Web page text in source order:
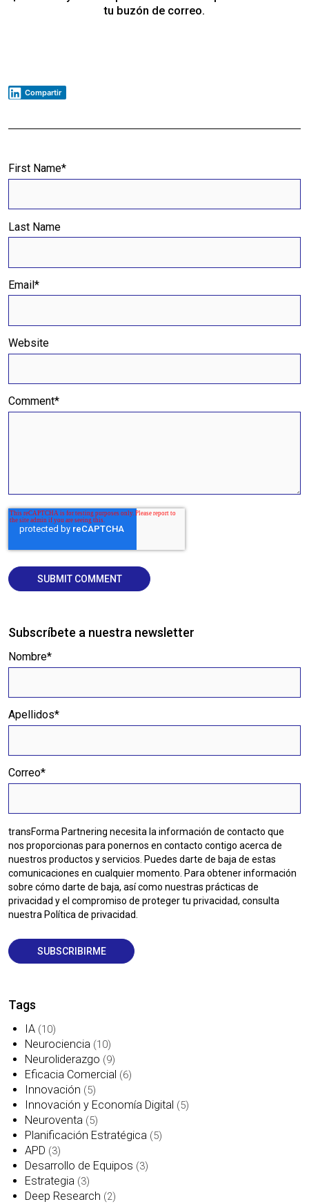
tu buzón de correo.
Compartir
First Name*
Last Name
Email*
Website
Comment*
Subscríbete a nuestra newsletter
Nombre*
Apellidos*
Correo*
transForma Partnering necesita la información de contacto que
nos proporcionas para ponernos en contacto contigo acerca de
nuestros productos y servicios. Puedes darte de baja de estas
comunicaciones en cualquier momento. Para obtener información
sobre cómo darte de baja, así como nuestras prácticas de
privacidad y el compromiso de proteger tu privacidad, consulta
nuestra Política de privacidad.
Tags
IA (10)
Neurociencia (10)
Neuroliderazgo (9)
Eficacia Comercial (6)
Innovación (5)
Innovación y Economía Digital (5)
Neuroventa (5)
Planificación Estratégica (5)
APD (3)
Desarrollo de Equipos (3)
Estrategia (3)
Deep Research (2)